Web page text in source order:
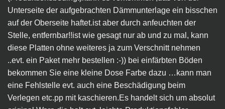
Unterseite der aufgebrachten Dämmunterlage ein bisschen
auf der Oberseite haftet.ist aber durch anfeuchten der
Stelle, entfernbar!!ist wie gesagt nur ab und zu mal, kann
diese Platten ohne weiteres ja zum Verschnitt nehmen
..evt. ein Paket mehr bestellen :-)) bei einfärbten Böden
bekommen Sie eine kleine Dose Farbe dazu …kann man
eine Fehlstelle evt. auch eine Beschädigung beim
Verlegen etc.pp mit kaschieren.Es handelt sich um absolut